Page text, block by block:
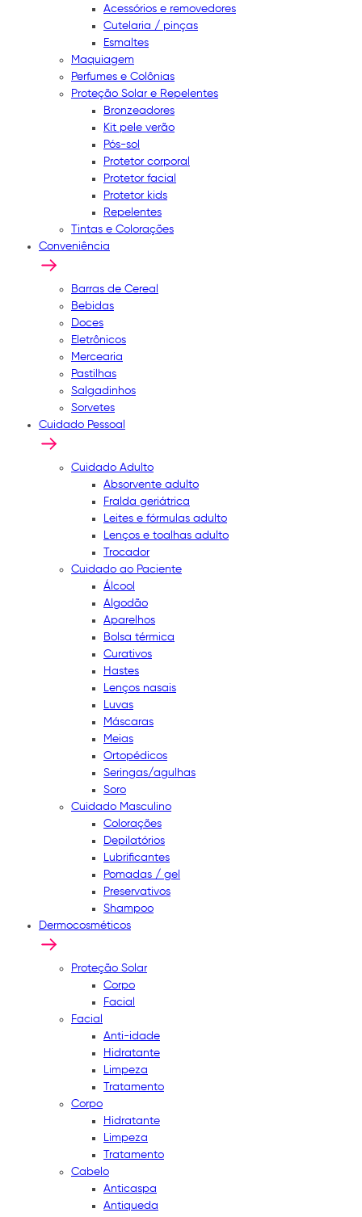
Acessórios e removedores
Cutelaria / pinças
Esmaltes
Maquiagem
Perfumes e Colônias
Proteção Solar e Repelentes
Bronzeadores
Kit pele verão
Pós-sol
Protetor corporal
Protetor facial
Protetor kids
Repelentes
Tintas e Colorações
Conveniência
Barras de Cereal
Bebidas
Doces
Eletrônicos
Mercearia
Pastilhas
Salgadinhos
Sorvetes
Cuidado Pessoal
Cuidado Adulto
Absorvente adulto
Fralda geriátrica
Leites e fórmulas adulto
Lenços e toalhas adulto
Trocador
Cuidado ao Paciente
Álcool
Algodão
Aparelhos
Bolsa térmica
Curativos
Hastes
Lenços nasais
Luvas
Máscaras
Meias
Ortopédicos
Seringas/agulhas
Soro
Cuidado Masculino
Colorações
Depilatórios
Lubrificantes
Pomadas / gel
Preservativos
Shampoo
Dermocosméticos
Proteção Solar
Corpo
Facial
Facial
Anti-idade
Hidratante
Limpeza
Tratamento
Corpo
Hidratante
Limpeza
Tratamento
Cabelo
Anticaspa
Antiqueda